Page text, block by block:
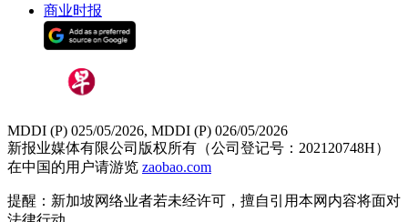
商业时报
MDDI (P) 025/05/2026, MDDI (P) 026/05/2026
新报业媒体有限公司版权所有（公司登记号：202120748H）
在中国的用户请游览 zaobao.com
提醒：新加坡网络业者若未经许可，擅自引用本网内容将面对